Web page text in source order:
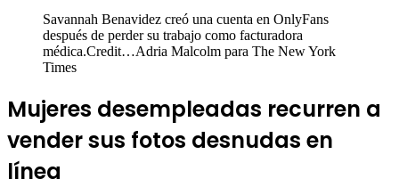
Savannah Benavidez creó una cuenta en OnlyFans
después de perder su trabajo como facturadora
médica.Credit…Adria Malcolm para The New York
Times
Mujeres desempleadas recurren a
vender sus fotos desnudas en
línea